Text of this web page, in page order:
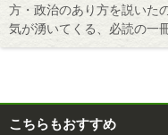
方・政治のあり方を説いた
気が湧いてくる、必読の一冊
こちらもおすすめ